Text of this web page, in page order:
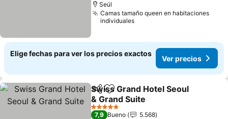
Seúl
Camas tamaño queen en habitaciones
individuales
Elige fechas para ver los precios exactos
Ver precios
CompartirAgregar a favoritos
Swiss Grand Hotel Seoul
& Grand Suite
5 Estrellas
7,9 Bueno
5.568